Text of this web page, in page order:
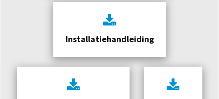
Installatiehandleiding